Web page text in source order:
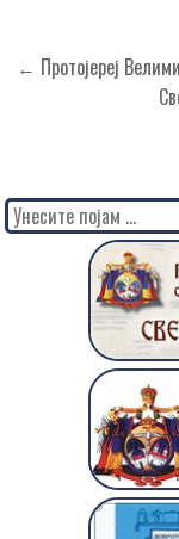
Кретање
← Протојереј
Search
for: